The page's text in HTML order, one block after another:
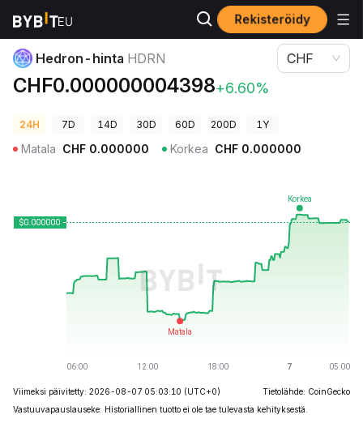
Rekisteröidy
Kryptohinnat
Hedron-hinta HDRN
CHF0.000000004398+6.60%
CHF
24H 7D 14D 30D 60D 200D 1Y
Matala CHF 0.000000 Korkea CHF 0.000000
Viimeksi päivitetty: 2026-08-07 05:03:10 (UTC+0)
Tietolähde: CoinGecko
Vastuuvapauslauseke: Historiallinen tuotto ei ole tae tulevasta kehityksestä.